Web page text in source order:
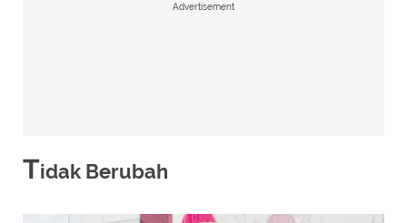
Advertisement
Tidak Berubah